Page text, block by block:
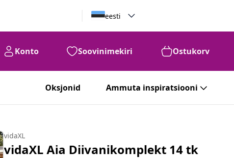
eesti
Konto Soovinimekiri Ostukorv
Oksjonid Ammuta inspiratsiooni
vidaXL
vidaXL Aia Diivanikomplekt 14 tk